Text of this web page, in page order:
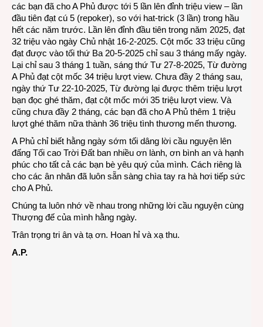
các bạn đã cho A Phủ được tới 5 lần lên đỉnh triệu view – lần
đầu tiên đạt cú 5 (repoker), so với hat-trick (3 lần) trong hầu
hết các năm trước. Lần lên đỉnh đầu tiên trong năm 2025, đạt
32 triệu vào ngày Chủ nhật 16-2-2025. Cột mốc 33 triệu cũng
đạt được vào tối thứ Ba 20-5-2025 chỉ sau 3 tháng mấy ngày.
Lại chỉ sau 3 tháng 1 tuần, sáng thứ Tư 27-8-2025, Từ đường
A Phủ đạt cột mốc 34 triệu lượt view. Chưa đầy 2 tháng sau,
ngày thứ Tư 22-10-2025, Từ đường lại được thêm triệu lượt
bạn đọc ghé thăm, đạt cột mốc mới 35 triệu lượt view. Và
cũng chưa đầy 2 tháng, các bạn đã cho A Phủ thêm 1 triệu
lượt ghé thăm nữa thành 36 triệu tình thương mến thương.
A Phủ chỉ biết hằng ngày sớm tối dâng lời cầu nguyện lên
đấng Tối cao Trời Đất ban nhiều ơn lành, ơn bình an và hạnh
phúc cho tất cả các bạn bè yêu quý của mình. Cách riêng là
cho các ân nhân đã luôn sẵn sàng chìa tay ra hà hơi tiếp sức
cho A Phủ.
Chúng ta luôn nhớ về nhau trong những lời cầu nguyện cùng
Thượng đế của mình hằng ngày.
Trân trọng tri ân và tạ ơn. Hoan hỉ và xạ thu.
A.P.